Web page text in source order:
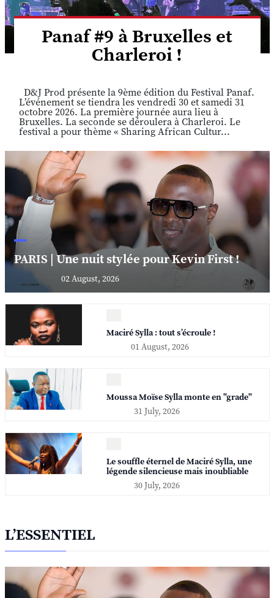
Panaf #9 à Bruxelles et
Charleroi !
D&J Prod présente la 9ème édition du Festival Panaf.
L’événement se tiendra les vendredi 30 et samedi 31
octobre 2026. La première journée aura lieu à
Bruxelles. La seconde se déroulera à Charleroi. Le
festival a pour thème « Sharing African Cultur...
PARIS | Une nuit stylée pour Kevin First !
02 August, 2026
Maciré Sylla : tout s’écroule !
01 August, 2026
Moussa Moïse Sylla monte en "grade"
31 July, 2026
Le souffle éternel de Maciré Sylla, une
légende silencieuse mais inoubliable
30 July, 2026
L’ESSENTIEL